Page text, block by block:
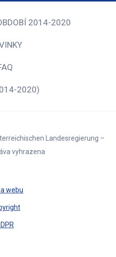
2014-2020
2020)
Landesregierung –
vyhrazena
webu